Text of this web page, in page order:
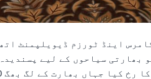
بھارتی سیاحوں کے لیے